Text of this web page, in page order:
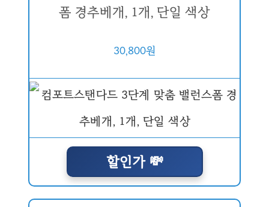
폼 경추베개, 1개, 단일 색상
30,800원
할인가 💸